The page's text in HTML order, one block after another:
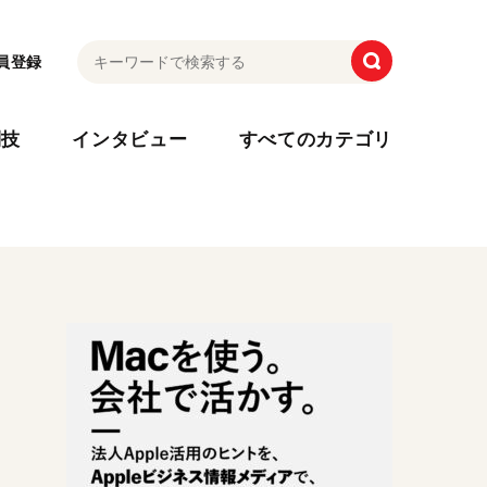
登録
インタビュー すべてのカテゴリ